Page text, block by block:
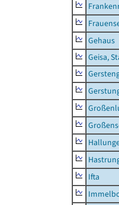
Gehaus
Geisa,
Ifta